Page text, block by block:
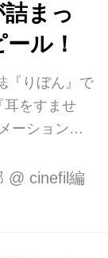
まっ
ル！
『りぼん』で
耳をすませ
ーション映
刻まれてい
実写映画
@ cinefil編